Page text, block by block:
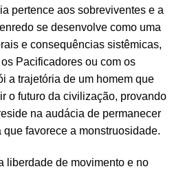
pertence aos sobreviventes e a
se desenvolve como uma
e consequências sistêmicas,
Pacificadores ou com os
a trajetória de um homem que
o futuro da civilização, provando
na audácia de permanecer
que favorece a monstruosidade.
liberdade de movimento e no